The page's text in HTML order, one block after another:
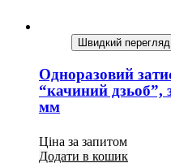
Швидкий перегляд
Одноразовий
“качиний
мм
Ціна за запитом
Додати в кошик